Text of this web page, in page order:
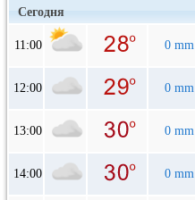
Сегодня
11:00 0 mm
12:00 0 mm
13:00 0 mm
14:00 0 mm